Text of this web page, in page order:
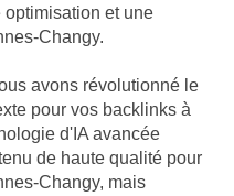
et une
Changy.
avons révolutionné le
pour vos backlinks à
d'IA avancée
de haute qualité pour
Changy, mais